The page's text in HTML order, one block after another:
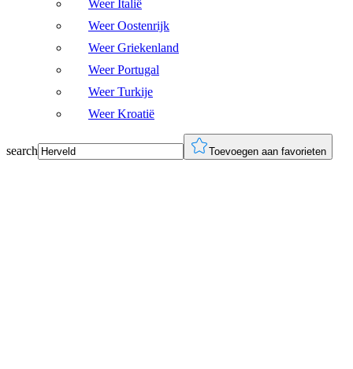
Weer Italië
Weer Oostenrijk
Weer Griekenland
Weer Portugal
Weer Turkije
Weer Kroatië
search Toevoegen aan favorieten